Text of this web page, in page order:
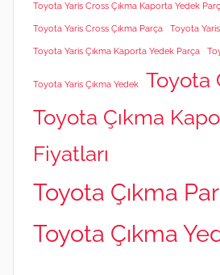
Toyota Yaris Cross Çıkma Kaporta Yedek
Toyota Yaris Cross Çıkma Parça Toyota
Toyota Yaris Çıkma Kaporta Yedek Parça
Toyota Yaris Çıkma Yedek
Toyota
Toyota Çıkma
Fiyatları
Toyota Çıkma
Toyota Çıkma